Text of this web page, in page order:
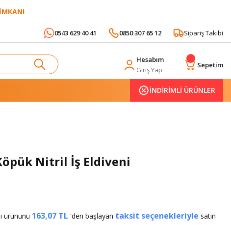
0543 629 40 41 0850 307 65 12 Sipariş Takibi
Hesabım
Giriş Yap
Sepetim
İNDİRİMLİ ÜRÜNLER
Nitril İş Eldiveni
ürününü 163,07 TL 'den başlayan taksit seçenekleriyle satın